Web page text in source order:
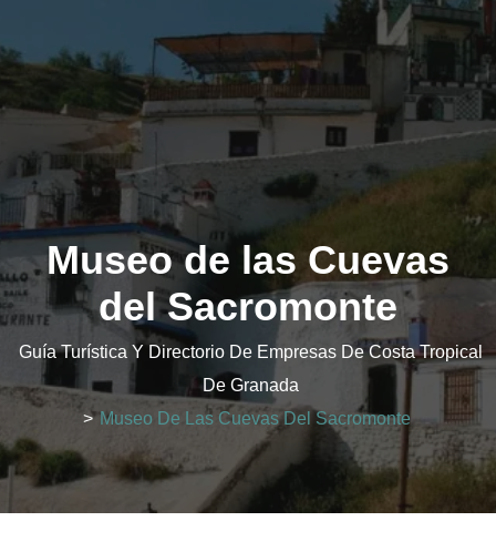
Museo de las Cuevas
del Sacromonte
Guía Turística Y Directorio De Empresas De Costa Tropical
De Granada
> Museo De Las Cuevas Del Sacromonte